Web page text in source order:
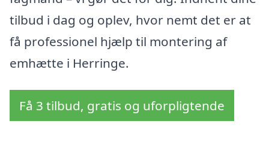
tilbud i dag og oplev, hvor nemt det er at
få professionel hjælp til montering af
emhætte i Herringe.
Få 3 tilbud, gratis og uforpligtende